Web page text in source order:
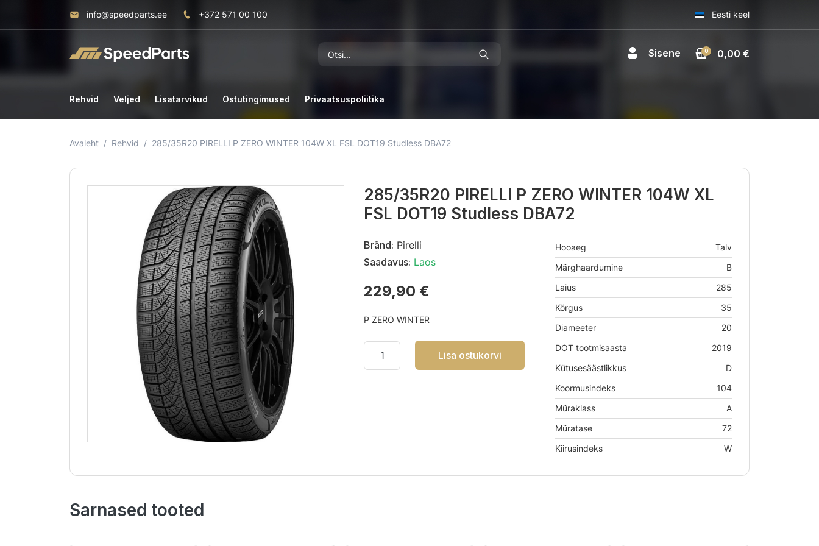
info@speedparts.ee +372 571 00 100 Eesti keel
Sisene 0,00 €
0
Rehvid Veljed Lisatarvikud Ostutingimused Privaatsuspoliitika
Avaleht Rehvid 285/35R20 PIRELLI P ZERO WINTER 104W XL FSL DOT19 Studless DBA72
285/35R20 PIRELLI P ZERO WINTER 104W XL
FSL DOT19 Studless DBA72
Bränd: Pirelli
Saadavus: Laos
229,90 €
P ZERO WINTER
Lisa ostukorvi
Hooaeg
Talv
Märghaardumine
B
Laius
285
Kõrgus
35
Diameeter
20
DOT tootmisaasta
2019
Kütusesäästlikkus
D
Koormusindeks
104
Müraklass
A
Müratase
72
Kiirusindeks
W
Sarnased tooted